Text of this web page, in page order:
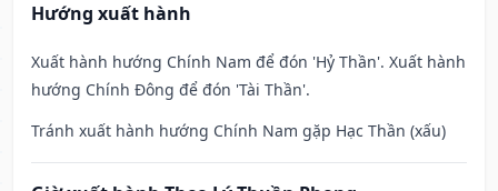
Hướng xuất hành
Xuất hành hướng Chính Nam để đón 'Hỷ Thần'. Xuất hành
hướng Chính Đông để đón 'Tài Thần'.
Tránh xuất hành hướng Chính Nam gặp Hạc Thần (xấu)